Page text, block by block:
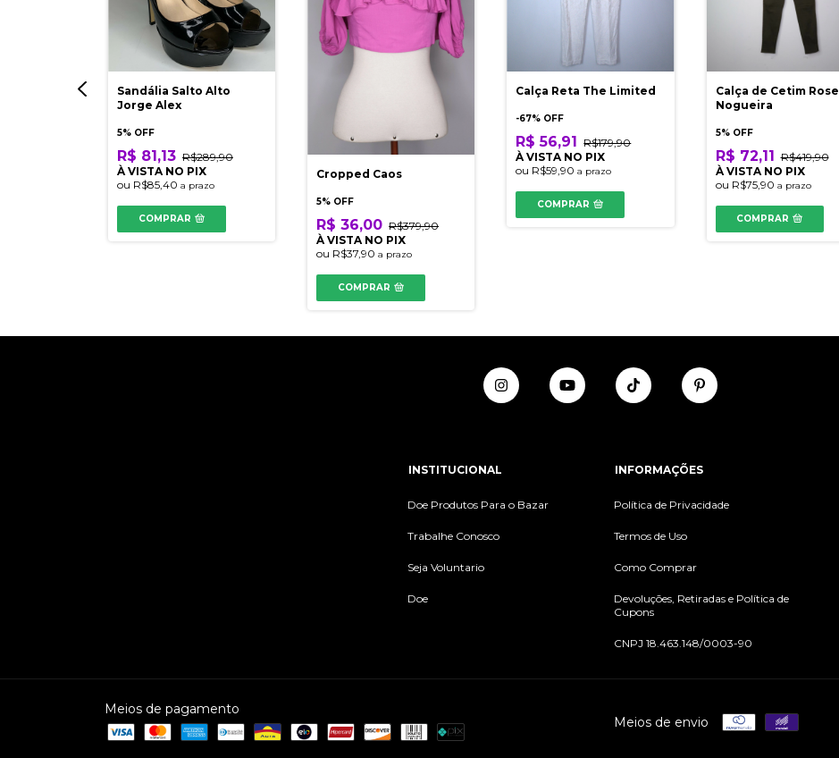
Sandália Salto Alto
Jorge Alex
5% OFF
R$ 81,13 R$289,90
À VISTA NO PIX
ou R$85,40 a prazo
COMPRAR
Cropped Caos
5% OFF
R$ 36,00 R$379,90
À VISTA NO PIX
ou R$37,90a prazo
COMPRAR
Calça Reta The Limited
-67% OFF
R$ 56,91 R$179,90
À VISTA NO PIX
ou R$59,90a prazo
COMPRAR
Calça de Cetim Rose
Nogueira
5% OFF
R$ 72,11 R$419,90
À VISTA NO PIX
ou R$75,90 a prazo
COMPRAR
INSTITUCIONAL
Doe Produtos Para o Bazar
Trabalhe Conosco
Seja Voluntario
Doe
INFORMAÇÕES
Política de Privacidade
Termos de Uso
Como Comprar
Devoluções, Retiradas e Política de
Cupons
CNPJ 18.463.148/0003-90
Meios de pagamento
Meios de envio